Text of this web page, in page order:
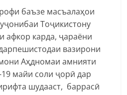
баъзе масъалаҳои
Тоҷикистону
афкор карда, ҷараёни
вазирони
Аҳдномаи амнияти
майи соли ҷорӣ дар
шудааст, баррасӣ